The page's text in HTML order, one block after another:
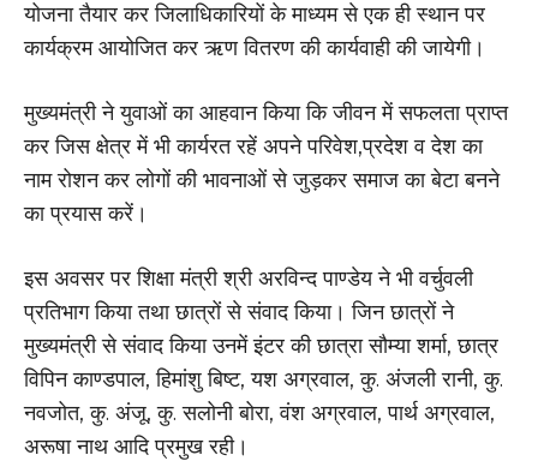
योजना तैयार कर जिलाधिकारियों के माध्यम से एक ही स्थान पर
कार्यक्रम आयोजित कर ऋण वितरण की कार्यवाही की जायेगी।
मुख्यमंत्री ने युवाओं का आहवान किया कि जीवन में सफलता प्राप्त
कर जिस क्षेत्र में भी कार्यरत रहें अपने परिवेश,प्रदेश व देश का
नाम रोशन कर लोगों की भावनाओं से जुड़कर समाज का बेटा बनने
का प्रयास करें।
इस अवसर पर शिक्षा मंत्री श्री अरविन्द पाण्डेय ने भी वर्चुवली
प्रतिभाग किया तथा छात्रों से संवाद किया। जिन छात्रों ने
मुख्यमंत्री से संवाद किया उनमें इंटर की छात्रा सौम्या शर्मा, छात्र
विपिन काण्डपाल, हिमांशु बिष्ट, यश अग्रवाल, कु. अंजली रानी, कु.
नवजोत, कु. अंजू, कु. सलोनी बोरा, वंश अग्रवाल, पार्थ अग्रवाल,
अरूषा नाथ आदि प्रमुख रही।